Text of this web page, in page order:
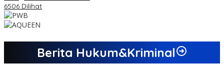
6506 Dilihat
Berita Hukum&Kriminal